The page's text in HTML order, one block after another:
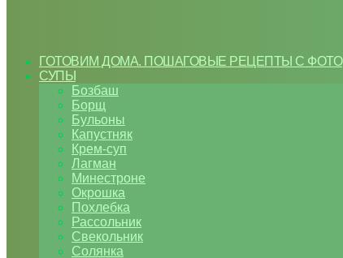
ГОТОВИМ ДОМА. ПОШАГОВЫЕ РЕЦЕПТЫ С ФОТО
СУПЫ
Бозбаш
Борщ
Бульоны
Капустняк
Крем-суп
Лагман
Минестроне
Окрошка
Похлебка
Рассольник
Свекольник
Солянка